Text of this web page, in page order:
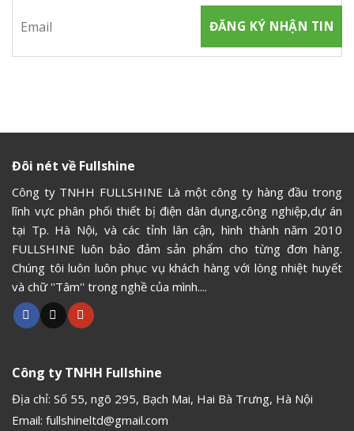
Đôi nét về Fullshine
Công ty TNHH FULLSHINE Là một công ty hàng đầu trong
lĩnh vực phân phối thiết bị điện dân dụng,công nghiệp,dự án
tại Tp. Hà Nội, và các tỉnh lân cận, hình thành năm 2010
FULLSHINE luôn bảo đảm sản phẩm cho từng đơn hàng.
Chúng tôi luôn luôn phục vụ khách hàng với lòng nhiệt huyết
và chữ ''Tâm'' trong nghề của mình....
Công ty TNHH Fullshine
Địa chỉ: Số 55, ngõ 295, Bạch Mai, Hai Bà Trưng, Hà Nội
Email: fullshineltd@gmail.com